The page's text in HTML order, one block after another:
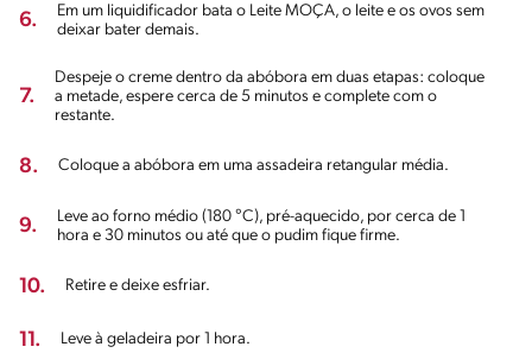
6.
Em um liquidificador bata o Leite MOÇA, o leite e os ovos sem
deixar bater demais.
7.
Despeje o creme dentro da abóbora em duas etapas: coloque
a metade, espere cerca de 5 minutos e complete com o
restante.
8. Coloque a abóbora em uma assadeira retangular média.
9.
Leve ao forno médio (180 °C), pré-aquecido, por cerca de 1
hora e 30 minutos ou até que o pudim fique firme.
10. Retire e deixe esfriar.
11. Leve à geladeira por 1 hora.